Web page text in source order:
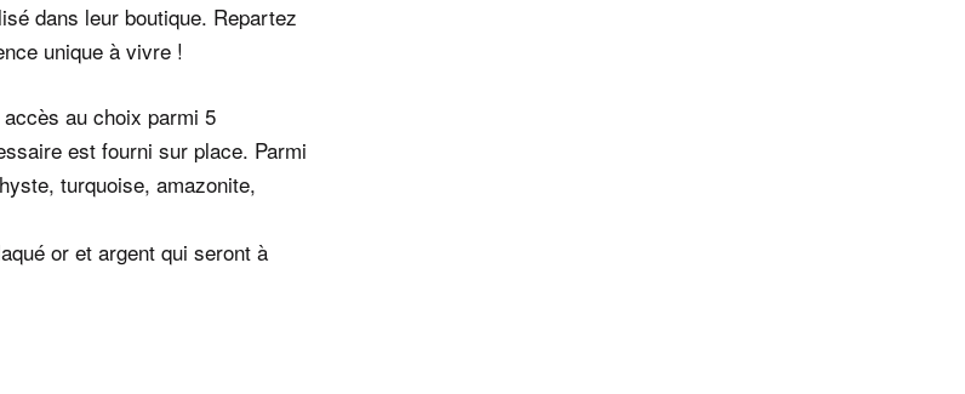
dans leur boutique. Repartez
unique à vivre !
au choix parmi 5
est fourni sur place. Parmi
turquoise, amazonite,
or et argent qui seront à